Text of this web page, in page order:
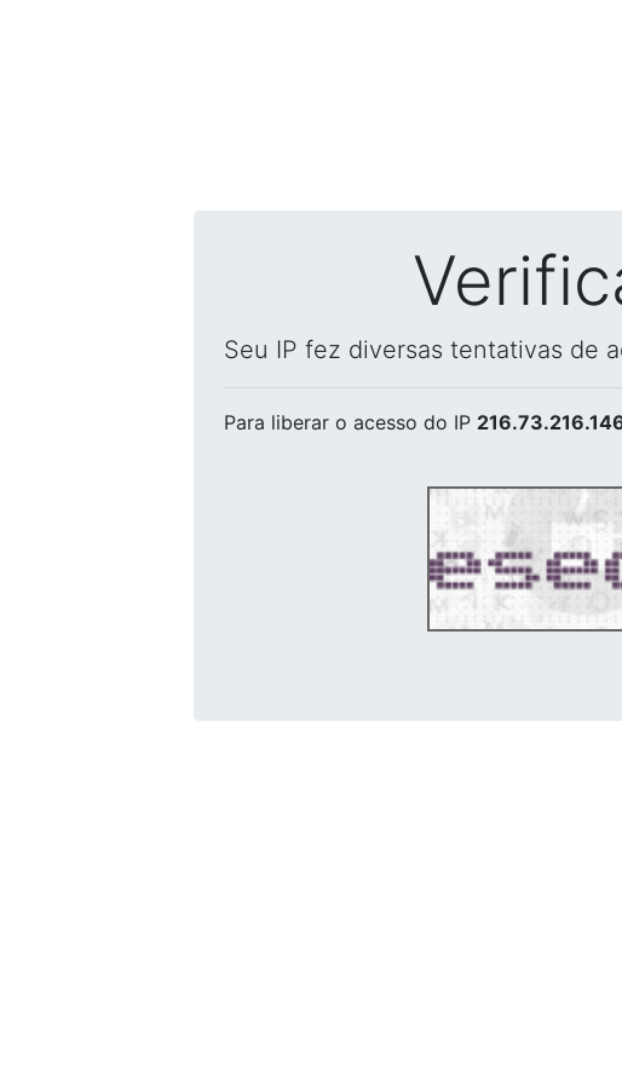
Seu IP fez diversas tentativas de
Para liberar o acesso do IP